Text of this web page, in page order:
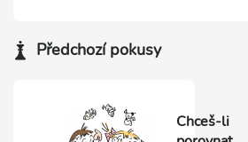
Předchozí pokusy
Chceš-li